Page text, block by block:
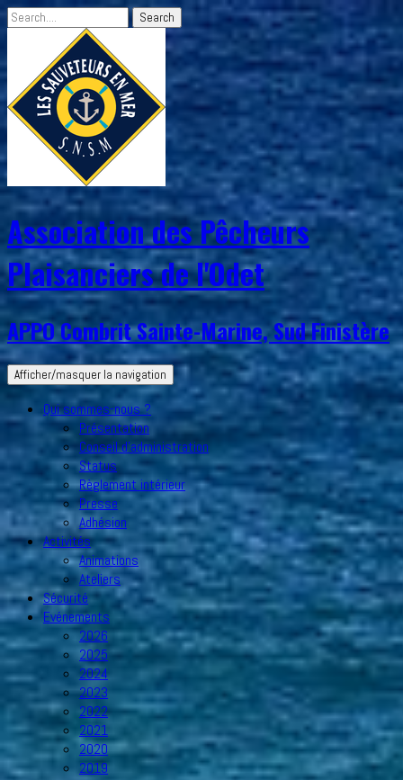
Association des Pêcheurs
Plaisanciers de l'Odet
APPO Combrit Sainte-Marine, Sud Finistère
Afficher/masquer la navigation
Qui sommes-nous ?
Présentation
Conseil d’administration
Status
Règlement intérieur
Presse
Adhésion
Activités
Animations
Ateliers
Sécurité
Evénements
2026
2025
2024
2023
2022
2021
2020
2019